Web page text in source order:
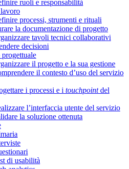
ruoli e responsabilità
processi, strumenti e rituali
la documentazione di progetto
tavoli tecnici collaborativi
decisioni
il progetto e la sua gestione
il contesto d’uso del servizio
i processi e i touchpointdel
l’interfaccia utente del servizio
la soluzione ottenuta
di usabilità